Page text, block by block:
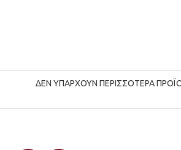
ΔΕΝ ΥΠΑΡΧΟΥΝ ΠΕΡΙΣΣΟΤΕΡΑ